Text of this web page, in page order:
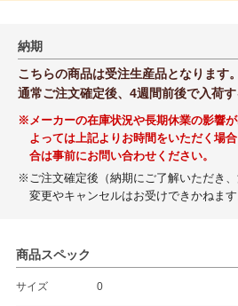
納期
こちらの商品は受注生産品となります。
通常ご注文確定後、4週間前後で入荷す
※メーカーの在庫状況や長期休業の影響
よっては上記よりお時間をいただく場
合は事前にお問い合わせください。
※ご注文確定後（納期にご了解いただき
変更やキャンセルはお受けできかねます
商品スペック
サイズ 0